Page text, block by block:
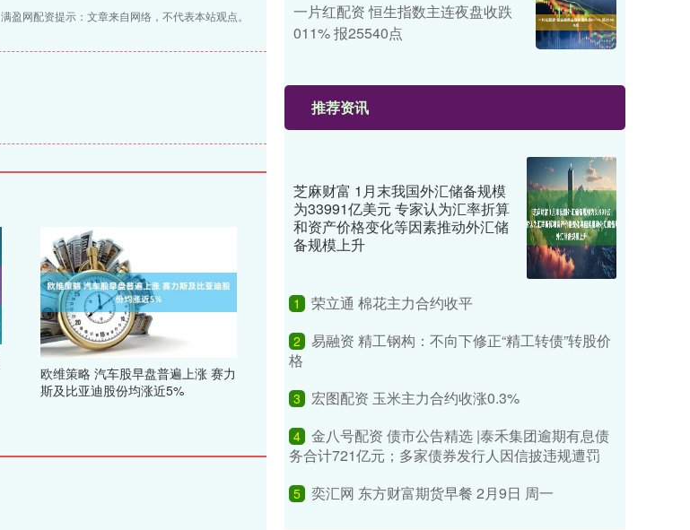
满盈网配资提示：文章来自网络，不代表本站观点。
欧维策略 汽车股早盘普遍上涨 赛力
斯及比亚迪股份均涨近5%
一片红配资 恒生指数主连夜盘收跌
011% 报25540点
推荐资讯
芝麻财富 1月末我国外汇储备规模
为33991亿美元 专家认为汇率折算
和资产价格变化等因素推动外汇储
备规模上升
1 荣立通 棉花主力合约收平
2
易融资 精工钢构：不向下修正“精工转债”转股价
格
3 宏图配资 玉米主力合约收涨0.3%
4 金八号配资 债市公告精选 |泰禾集团逾期有息债
务合计721亿元；多家债券发行人因信披违规遭罚
5 奕汇网 东方财富期货早餐 2月9日 周一